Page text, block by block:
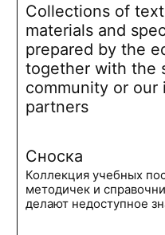
Collections of
materials and
prepared by the
together with the
community or our
partners
Сноска
Коллекция учебных
методичек и
делают недоступное